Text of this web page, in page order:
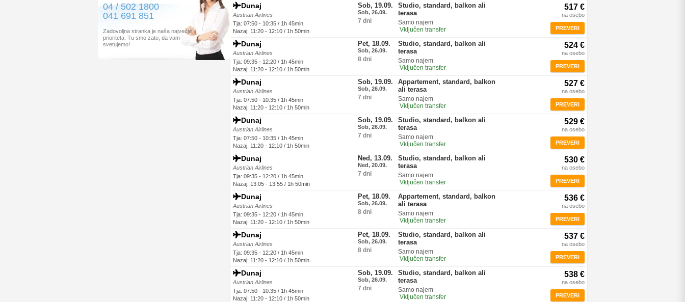
04 / 502 1800
041 691 851
Zadovoljna stranka je naša največja
prioriteta. Tu smo zato, da vam
svetujemo!
Dunaj
Austrian Airlines
Tja: 07:50 - 10:35 / 1h 45min
Nazaj: 11:20 - 12:10 / 1h 50min
Sob, 19.09.
Sob, 26.09.
7 dni
Studio, standard, balkon ali
terasa
Samo najem
Vključen transfer
517 €
na osebo
PREVERI
Dunaj
Austrian Airlines
Tja: 09:35 - 12:20 / 1h 45min
Nazaj: 11:20 - 12:10 / 1h 50min
Pet, 18.09.
Sob, 26.09.
8 dni
Studio, standard, balkon ali
terasa
Samo najem
Vključen transfer
524 €
na osebo
PREVERI
Dunaj
Austrian Airlines
Tja: 07:50 - 10:35 / 1h 45min
Nazaj: 11:20 - 12:10 / 1h 50min
Sob, 19.09.
Sob, 26.09.
7 dni
Appartement, standard, balkon
ali terasa
Samo najem
Vključen transfer
527 €
na osebo
PREVERI
Dunaj
Austrian Airlines
Tja: 07:50 - 10:35 / 1h 45min
Nazaj: 11:20 - 12:10 / 1h 50min
Sob, 19.09.
Sob, 26.09.
7 dni
Studio, standard, balkon ali
terasa
Samo najem
Vključen transfer
529 €
na osebo
PREVERI
Dunaj
Austrian Airlines
Tja: 09:35 - 12:20 / 1h 45min
Nazaj: 13:05 - 13:55 / 1h 50min
Ned, 13.09.
Ned, 20.09.
7 dni
Studio, standard, balkon ali
terasa
Samo najem
Vključen transfer
530 €
na osebo
PREVERI
Dunaj
Austrian Airlines
Tja: 09:35 - 12:20 / 1h 45min
Nazaj: 11:20 - 12:10 / 1h 50min
Pet, 18.09.
Sob, 26.09.
8 dni
Appartement, standard, balkon
ali terasa
Samo najem
Vključen transfer
536 €
na osebo
PREVERI
Dunaj
Austrian Airlines
Tja: 09:35 - 12:20 / 1h 45min
Nazaj: 11:20 - 12:10 / 1h 50min
Pet, 18.09.
Sob, 26.09.
8 dni
Studio, standard, balkon ali
terasa
Samo najem
Vključen transfer
537 €
na osebo
PREVERI
Dunaj
Austrian Airlines
Tja: 07:50 - 10:35 / 1h 45min
Nazaj: 11:20 - 12:10 / 1h 50min
Sob, 19.09.
Sob, 26.09.
7 dni
Studio, standard, balkon ali
terasa
Samo najem
Vključen transfer
538 €
na osebo
PREVERI